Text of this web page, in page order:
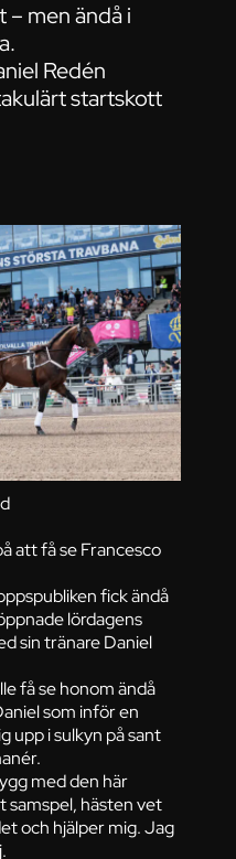
men ändå i
Redén
startskott
att få se Francesco
fick ändå
lördagens
sin tränare Daniel
få se honom ändå
som inför en
upp i sulkyn på sant
med den här
samspel, hästen vet
och hjälper mig. Jag